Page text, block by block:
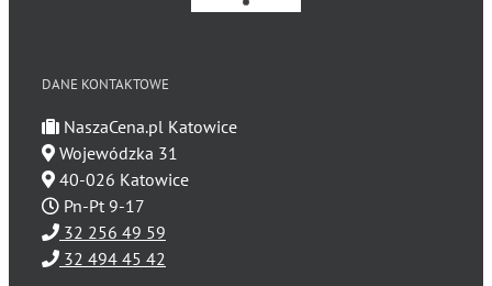
DANE KONTAKTOWE
NaszaCena.pl Katowice
Wojewódzka 31
40-026 Katowice
Pn-Pt 9-17
32 256 49 59
32 494 45 42